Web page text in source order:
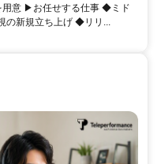
用意 ▶お任せする仕事 ◆ミド
の新規立ち上げ ◆リリ...